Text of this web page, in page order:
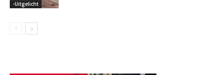
-Uitgelicht